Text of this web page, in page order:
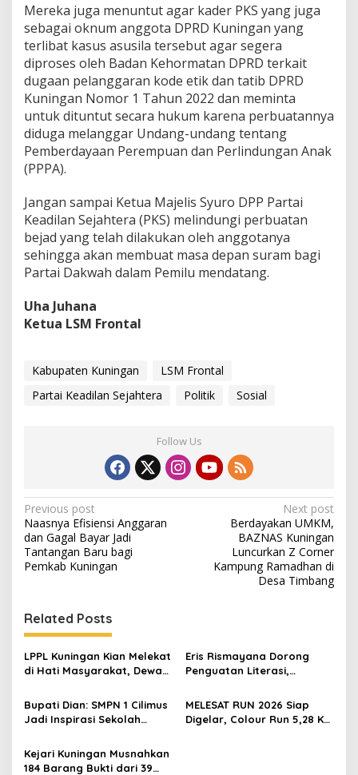
Mereka juga menuntut agar kader PKS yang juga
sebagai oknum anggota DPRD Kuningan yang
terlibat kasus asusila tersebut agar segera
diproses oleh Badan Kehormatan DPRD terkait
dugaan pelanggaran kode etik dan tatib DPRD
Kuningan Nomor 1 Tahun 2022 dan meminta
untuk dituntut secara hukum karena perbuatannya
diduga melanggar Undang-undang tentang
Pemberdayaan Perempuan dan Perlindungan Anak
(PPPA).
Jangan sampai Ketua Majelis Syuro DPP Partai
Keadilan Sejahtera (PKS) melindungi perbuatan
bejad yang telah dilakukan oleh anggotanya
sehingga akan membuat masa depan suram bagi
Partai Dakwah dalam Pemilu mendatang.
Uha Juhana
Ketua LSM Frontal
Kabupaten Kuningan
LSM Frontal
Partai Keadilan Sejahtera
Politik Sosial
Follow Us
Post
navigation
Previous post
Naasnya Efisiensi Anggaran
dan Gagal Bayar Jadi
Tantangan Baru bagi
Pemkab Kuningan
Next post
Berdayakan UMKM,
BAZNAS Kuningan
Luncurkan Z Corner
Kampung Ramadhan di
Desa Timbang
Related Posts
LPPL Kuningan Kian Melekat
di Hati Masyarakat, Dewas
Digital
Eris Rismayana Dorong
Penguatan Literasi,
KKN UIN Sunan Kalijaga di
Sagaranten
Bupati Dian: SMPN 1 Cilimus
Jadi Inspirasi Sekolah
Momentum Cetak Generasi
Emas
MELESAT RUN 2026 Siap
Digelar, Colour Run 5,28 Km
Kejari Kuningan Musnahkan
184 Barang Bukti dari 39